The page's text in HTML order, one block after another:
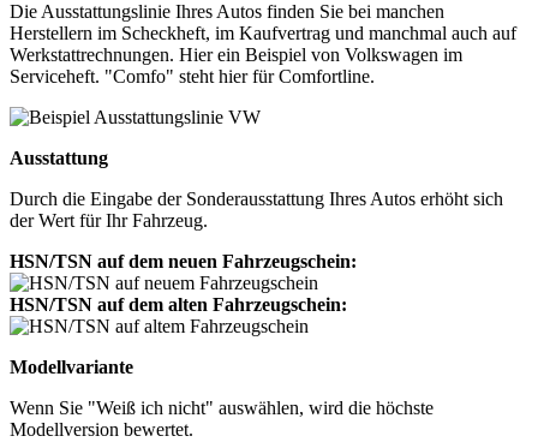
Die Ausstattungslinie Ihres Autos finden Sie bei manchen
Herstellern im Scheckheft, im Kaufvertrag und manchmal auch auf
Werkstattrechnungen. Hier ein Beispiel von Volkswagen im
Serviceheft. "Comfo" steht hier für Comfortline.
Ausstattung
Durch die Eingabe der Sonderausstattung Ihres Autos erhöht sich
der Wert für Ihr Fahrzeug.
HSN/TSN auf dem neuen Fahrzeugschein:
HSN/TSN auf dem alten Fahrzeugschein:
Modellvariante
Wenn Sie "Weiß ich nicht" auswählen, wird die höchste
Modellversion bewertet.